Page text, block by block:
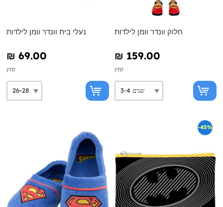
נעלי בית וונדר וומן לילדות
₪‎ 69.00
זמין
חלוק וונדר וומן לילדות
₪‎ 159.00
זמין
-45%